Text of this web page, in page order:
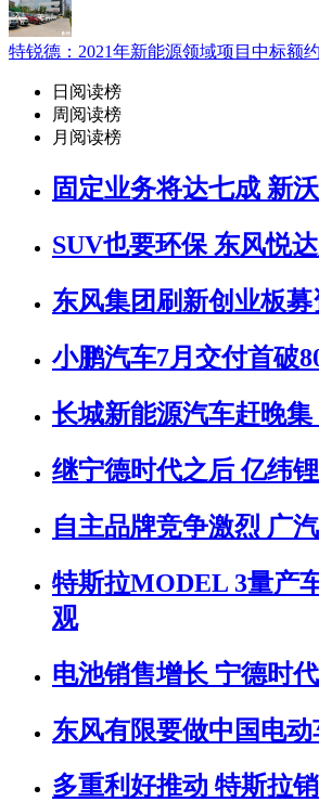
特锐德：2021年新能源领域项目中标额
日阅读榜
周阅读榜
月阅读榜
固定业务将达七成 新
SUV也要环保 东风悦
东风集团刷新创业板
小鹏汽车7月交付首破
长城新能源汽车赶晚
继宁德时代之后 亿纬
自主品牌竞争激烈 广
特斯拉MODEL 3量产
观
电池销售增长 宁德时
东风有限要做中国电
多重利好推动 特斯拉